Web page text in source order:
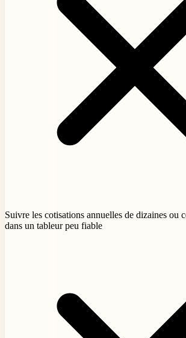
Suivre les cotisations annuelles de dizaines ou
dans un tableur peu fiable